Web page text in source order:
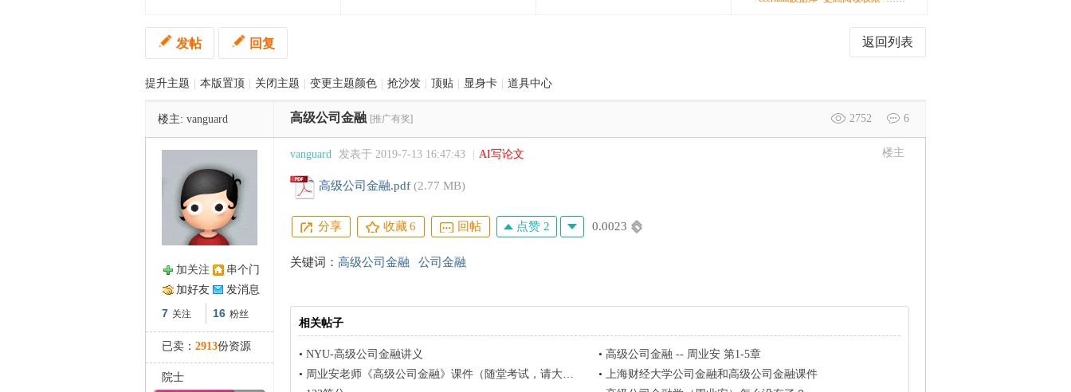
返回列表
发帖 回复
提升主题 本版置顶 关闭主题 变更主题颜色 抢沙发 顶贴 显身卡 道具中心
楼主: vanguard 2752 6
高级公司金融 [推广有奖]
加关注
串个门
加好友
发消息
7 关注 16 粉丝
已卖： 2913份资源
院士
楼主
vanguard 发表于 2019-7-13 16:47:43 AI写论文
高级公司金融.pdf (2.77 MB)
分享 收藏6 回帖 点赞 2 0.0023
关键词： 高级公司金融 公司金融
相关帖子
• NYU-高级公司金融讲义 • 高级公司金融 -- 周业安 第1-5章
• 周业安老师《高级公司金融》课件（随堂考试，请大家转告） • 上海财经大学公司金融和高级公司金融课件